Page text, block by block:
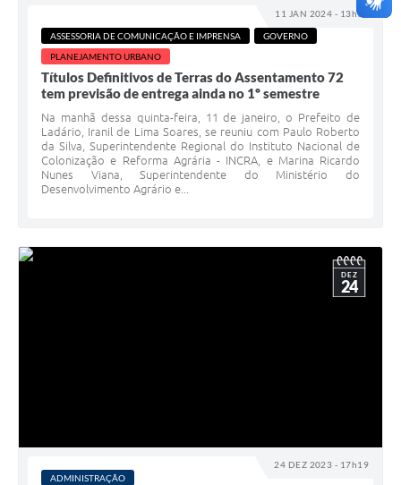
11 JAN 2024 - 13h15
ASSESSORIA DE COMUNICAÇÃO E IMPRENSA
GOVERNO
PLANEJAMENTO URBANO
Títulos Definitivos de Terras do Assentamento 72
tem previsão de entrega ainda no 1º semestre
Na manhã dessa quinta-feira, 11 de janeiro, o Prefeito de
Ladário, Iranil de Lima Soares, se reuniu com Paulo Roberto
da Silva, Superintendente Regional do Instituto Nacional de
Colonização e Reforma Agrária - INCRA, e Marina Ricardo
Nunes Viana, Superintendente do Ministério do
Desenvolvimento Agrário e...
24 DEZ 2023 - 17h19
DEZ
24
ADMINISTRAÇÃO